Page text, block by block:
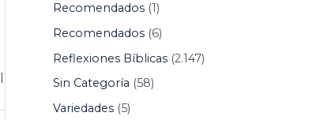
Recomendados(1)
Recomendados(6)
Reflexiones Bíblicas(2.147)
Sin Categoría (58)
Variedades(5)